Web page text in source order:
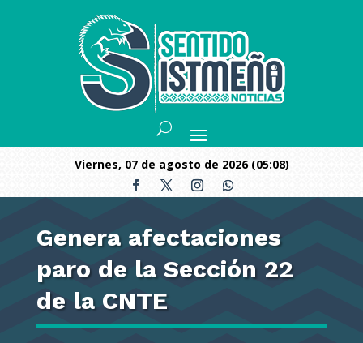
viernes, 07 de agosto de 2026 (05:08)
Genera afectaciones
paro de la Sección 22
de la CNTE